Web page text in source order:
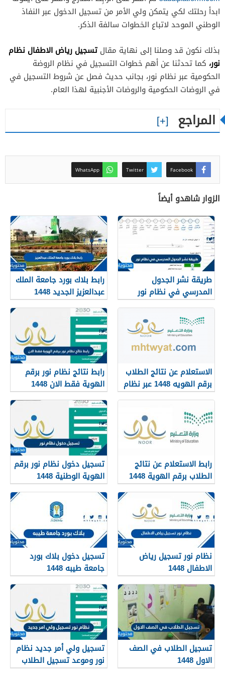
ابدأ رحلتك لكي يتمكن ولي الأمر من تسجيل الدخول عبر النفاذ
الوطني الموحد لاتباع الخطوات سالفة الذكر.
بذلك نكون قد وصلنا إلى نهاية مقالتسجيل رياض الاطفال نظام
نور، كما تحدثنا عن أهم خطوات التسجيل في نظام الروضة
الحكومية عبر نظام نور، بجانب حديث فصل عن شروط التسجيل في
في الروضات الحكومية والروضات الأجنبية لهذا العام.
المراجع
Facebook
Twitter
WhatsApp
الزوار شاهدو أيضاً
طريقة نشر الجدول
المدرسي في نظام نور
1448
رابط بلاك بورد جامعة الملك
عبدالعزيز الجديد 1448
blackboard kau
الاستعلام عن نتائج الطلاب
برقم الهويه 1448 عبر نظام
نور noor.moe.gov.sa
رابط نتائج نظام نور برقم
الهوية فقط الان 1448
رابط الاستعلام عن نتائج
الطلاب برقم الهوية 1448
عبر نظام نور
noor.moe.gov.sa
تسجيل دخول نظام نور برقم
الهوية الوطنية 1448
نظام نور تسجيل رياض
الاطفال 1448
تسجيل دخول بلاك بورد
جامعة طيبه 1448
تسجيل الطلاب في الصف
الاول 1448
تسجيل ولي أمر جديد نظام
نور وموعد تسجيل الطلاب
في نظام نور 1448